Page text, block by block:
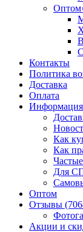
Оптом
Контакты
Политика
Доставка
Оплата
Информация
Как
Как
Для
Оптом
Отзывы
Акции и